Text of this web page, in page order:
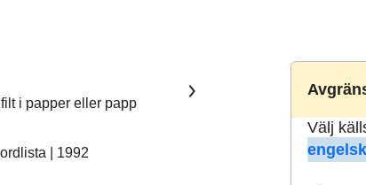
Välj
i papper eller papp
| 1992